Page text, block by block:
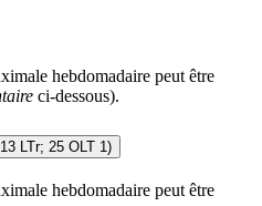
hebdomadaire peut être
ci-dessous).
LTr; 25 OLT 1)
hebdomadaire peut être